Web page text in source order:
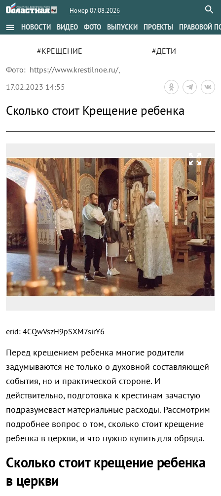
Номер 07.08.2026
menu НОВОСТИ ВИДЕО ФОТО ВЫПУСКИ ПРОЕКТЫ ПРАВОВОЙ
#КРЕЩЕНИЕ
#ДЕТИ
Фото: https://www.krestilnoe.ru/,
17.02.2023 14:55
Сколько стоит Крещение ребенка
zoom_out_map
erid: 4CQwVszH9pSXM7sirY6
Перед крещением ребенка многие родители
задумываются не только о духовной составляющей
события, но и практической стороне. И
действительно, подготовка к крестинам зачастую
подразумевает материальные расходы. Рассмотрим
подробнее вопрос о том, сколько стоит крещение
ребенка в церкви, и что нужно купить для обряда.
Сколько стоит крещение ребенка
в церкви